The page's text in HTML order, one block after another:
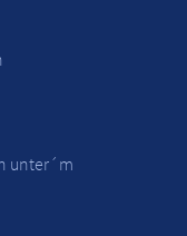
unter´m